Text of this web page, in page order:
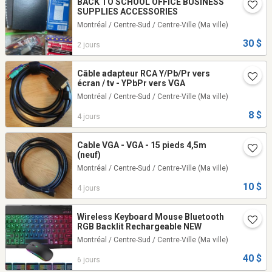
SUPPLIES ACCESSORIES
Montréal / Centre-Sud / Centre-Ville (Ma ville)
2 jours 30 $
Câble adapteur RCA Y/Pb/Pr vers
écran / tv - YPbPr vers VGA
Montréal / Centre-Sud / Centre-Ville (Ma ville)
4 jours 8 $
Cable VGA - VGA - 15 pieds 4,5m
(neuf)
Montréal / Centre-Sud / Centre-Ville (Ma ville)
4 jours 10 $
Wireless Keyboard Mouse Bluetooth
RGB Backlit Rechargeable NEW
Montréal / Centre-Sud / Centre-Ville (Ma ville)
6 jours 40 $